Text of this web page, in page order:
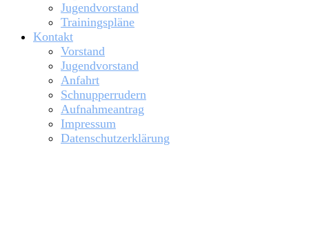
Jugendvorstand
Trainingspläne
Kontakt
Vorstand
Jugendvorstand
Anfahrt
Schnupperrudern
Aufnahmeantrag
Impressum
Datenschutzerklärung